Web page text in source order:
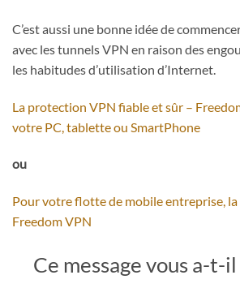
C’est aussi une bonne idée de
avec les tunnels VPN en raison des
les habitudes d’utilisation d’Internet.
La protection VPN fiable et sûr –
votre PC, tablette ou SmartPhone
ou
Pour votre flotte de mobile entreprise,
Freedom VPN
Ce message vous a-t-